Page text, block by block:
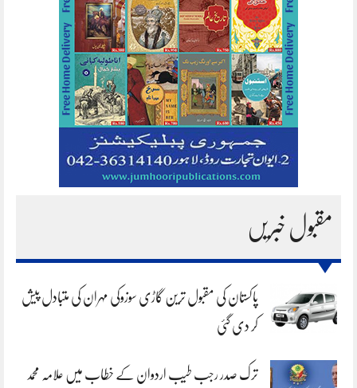
مقبول خبریں
پاکستان کی مقبول ترین گاڑی سوزوکی مہران کی متبادل پیش
کر دی گئی
ترک صدر رجب طیب اردوان کے خطاب میں علامہ محمد